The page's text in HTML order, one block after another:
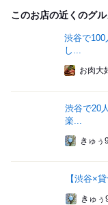
このお店の近くのグ
渋谷で
し...
お肉大
渋谷で20
楽...
きゅぅ
【渋谷×
きゅぅ